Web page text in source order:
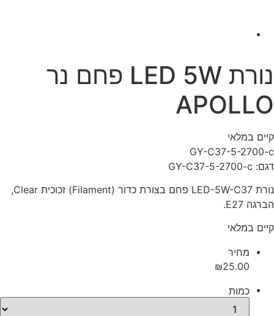
נורת LED 5W פחם נר
APOLLO
קיים במלאי‬
GY-C37-5-2700-c
דגם: GY-C37-5-2700-c
נורת LED-5W-C37 פחם בצורת כדור (Filament) זכוכית Clear,
הברגה E27.
קיים במלאי
‫מחיר‬
₪25.00
‫כמות‬
כמות